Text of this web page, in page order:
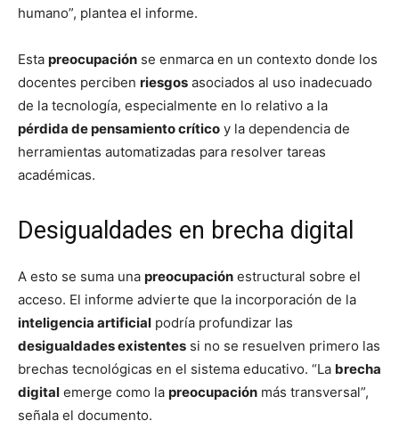
humano”, plantea el informe.
Esta preocupación se enmarca en un contexto donde los
docentes perciben riesgos asociados al uso inadecuado
de la tecnología, especialmente en lo relativo a la
pérdida de pensamiento crítico y la dependencia de
herramientas automatizadas para resolver tareas
académicas.
Desigualdades en brecha digital
A esto se suma una preocupación estructural sobre el
acceso. El informe advierte que la incorporación de la
inteligencia artificial podría profundizar las
desigualdades existentes si no se resuelven primero las
brechas tecnológicas en el sistema educativo. “La brecha
digital emerge como la preocupación más transversal”,
señala el documento.